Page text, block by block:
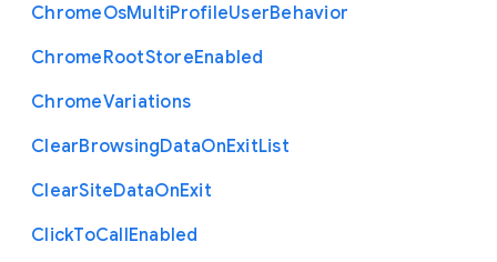
ChromeOsMultiProfileUserBehavior
ChromeRootStoreEnabled
ChromeVariations
ClearBrowsingDataOnExitList
ClearSiteDataOnExit
ClickToCallEnabled